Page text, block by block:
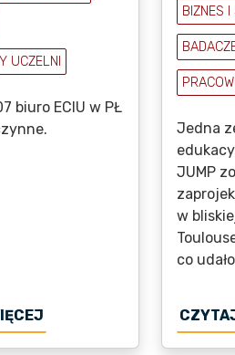
I DOŁĄCZ DO ECIU STAFF
UCZELNI
biuro ECIU w PŁ
O BIURO ECIU
BIZNES
Jedna
JUMP
w
co